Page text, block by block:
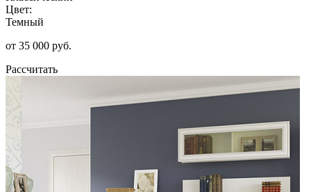
Цвет:
Темный
от 35 000 руб.
Рассчитать